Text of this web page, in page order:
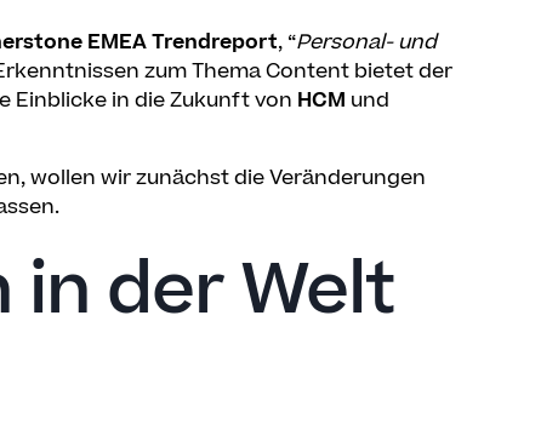
EMEA Trendreport, “Personal- und
zum Thema Content bietet der
Einblicke in die Zukunft von HCM und
wollen wir zunächst die Veränderungen
der Welt